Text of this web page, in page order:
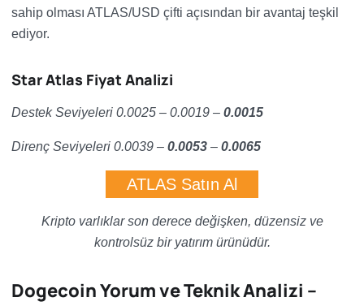
sahip olması ATLAS/USD çifti açısından bir avantaj teşkil
ediyor.
Star Atlas Fiyat Analizi
Destek Seviyeleri 0.0025 – 0.0019 – 0.0015
Direnç Seviyeleri 0.0039 – 0.0053 – 0.0065
ATLAS Satın Al
Kripto varlıklar son derece değişken, düzensiz ve
kontrolsüz bir yatırım ürünüdür.
Dogecoin Yorum ve Teknik Analizi –